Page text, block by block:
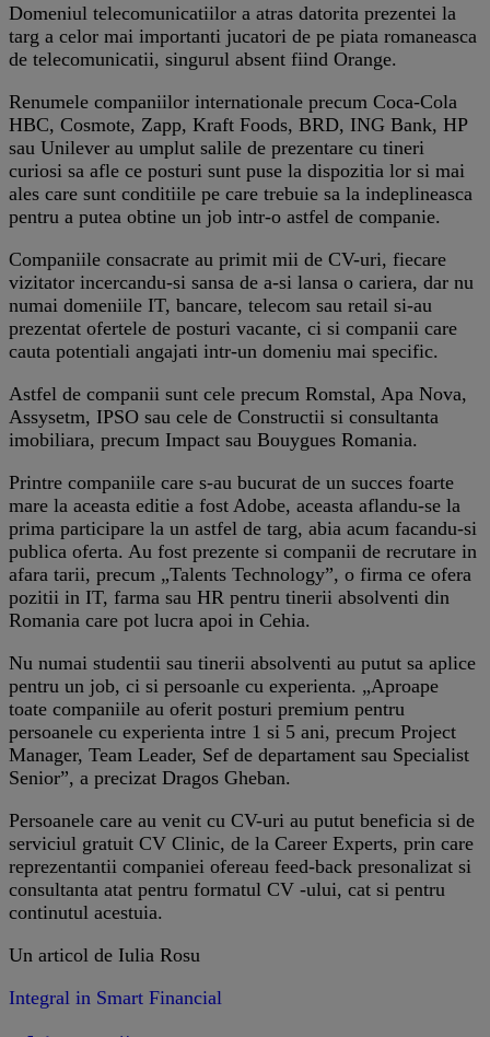
Domeniul telecomunicatiilor a atras datorita prezentei la
targ a celor mai importanti jucatori de pe piata romaneasca
de telecomunicatii, singurul absent fiind Orange.
Renumele companiilor internationale precum Coca-Cola
HBC, Cosmote, Zapp, Kraft Foods, BRD, ING Bank, HP
sau Unilever au umplut salile de prezentare cu tineri
curiosi sa afle ce posturi sunt puse la dispozitia lor si mai
ales care sunt conditiile pe care trebuie sa la indeplineasca
pentru a putea obtine un job intr-o astfel de companie.
Companiile consacrate au primit mii de CV-uri, fiecare
vizitator incercandu-si sansa de a-si lansa o cariera, dar nu
numai domeniile IT, bancare, telecom sau retail si-au
prezentat ofertele de posturi vacante, ci si companii care
cauta potentiali angajati intr-un domeniu mai specific.
Astfel de companii sunt cele precum Romstal, Apa Nova,
Assysetm, IPSO sau cele de Constructii si consultanta
imobiliara, precum Impact sau Bouygues Romania.
Printre companiile care s-au bucurat de un succes foarte
mare la aceasta editie a fost Adobe, aceasta aflandu-se la
prima participare la un astfel de targ, abia acum facandu-si
publica oferta. Au fost prezente si companii de recrutare in
afara tarii, precum „Talents Technology”, o firma ce ofera
pozitii in IT, farma sau HR pentru tinerii absolventi din
Romania care pot lucra apoi in Cehia.
Nu numai studentii sau tinerii absolventi au putut sa aplice
pentru un job, ci si persoanle cu experienta. „Aproape
toate companiile au oferit posturi premium pentru
persoanele cu experienta intre 1 si 5 ani, precum Project
Manager, Team Leader, Sef de departament sau Specialist
Senior”, a precizat Dragos Gheban.
Persoanele care au venit cu CV-uri au putut beneficia si de
serviciul gratuit CV Clinic, de la Career Experts, prin care
reprezentantii companiei ofereau feed-back presonalizat si
consultanta atat pentru formatul CV -ului, cat si pentru
continutul acestuia.
Un articol de Iulia Rosu
Integral in Smart Financial